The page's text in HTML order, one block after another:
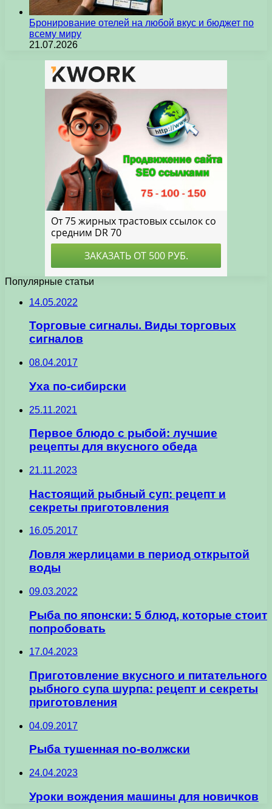
Бронирование отелей на любой вкус и бюджет по
всему миру
21.07.2026
Популярные статьи
14.05.2022
Торговые сигналы. Виды торговых
сигналов
08.04.2017
Уха по-сибирски
25.11.2021
Первое блюдо с рыбой: лучшие
рецепты для вкусного обеда
21.11.2023
Настоящий рыбный суп: рецепт и
секреты приготовления
16.05.2017
Ловля жерлицами в период открытой
воды
09.03.2022
Рыба по японски: 5 блюд, которые стоит
попробовать
17.04.2023
Приготовление вкусного и питательного
рыбного супа шурпа: рецепт и секреты
приготовления
04.09.2017
Рыба тушенная no-волжски
24.04.2023
Уроки вождения машины для новичков